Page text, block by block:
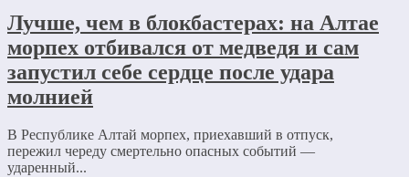
Лучше, чем в блокбастерах: на Алтае
морпех отбивался от медведя и сам
запустил себе сердце после удара
молнией
В Республике Алтай морпех, приехавший в отпуск,
пережил череду смертельно опасных событий —
ударенный...